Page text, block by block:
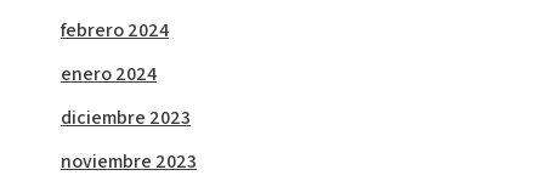
febrero 2024
enero 2024
diciembre 2023
noviembre 2023